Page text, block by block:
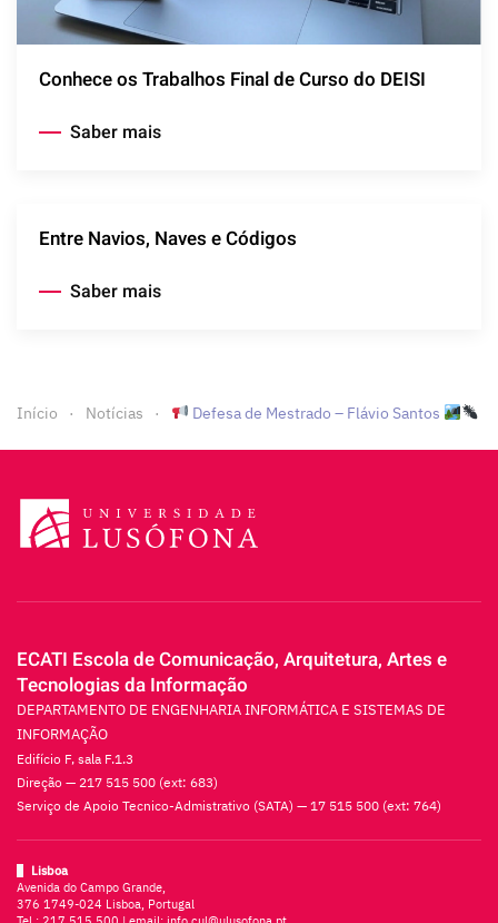
Conhece os Trabalhos Final de Curso do DEISI
Saber mais
Entre Navios, Naves e Códigos
Saber mais
Início Notícias Defesa de Mestrado – Flávio Santos
ECATI Escola de Comunicação, Arquitetura, Artes e
Tecnologias da Informação
DEPARTAMENTO DE ENGENHARIA INFORMÁTICA E SISTEMAS DE
INFORMAÇÃO
Edifício F, sala F.1.3
Direção — 217 515 500 (ext: 683)
Serviço de Apoio Tecnico-Admistrativo (SATA) — 17 515 500 (ext: 764)
Lisboa
Avenida do Campo Grande,
376 1749-024 Lisboa, Portugal